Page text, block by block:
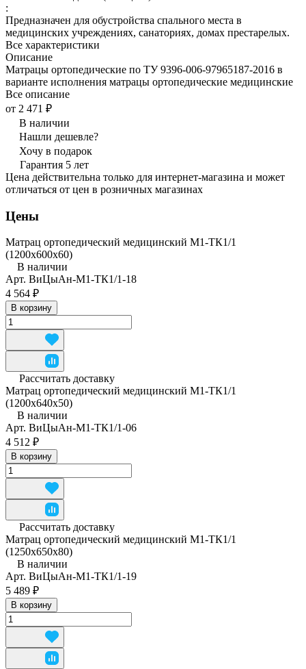
:
Предназначен для обустройства спального места в
медицинских учреждениях, санаториях, домах престарелых.
Все характеристики
Описание
Матрацы ортопедические по ТУ 9396-006-97965187-2016 в
варианте исполнения матрацы ортопедические медицинские
Все описание
от 2 471 ₽
В наличии
Нашли дешевле?
Хочу в подарок
Гарантия 5 лет
Цена действительна только для интернет-магазина и может
отличаться от цен в розничных магазинах
Цены
Матрац ортопедический медицинский М1-ТК1/1
(1200x600x60)
В наличии
Арт. ВиЦыАн-М1-ТК1/1-18
4 564 ₽
В корзину
Рассчитать доставку
Матрац ортопедический медицинский М1-ТК1/1
(1200x640x50)
В наличии
Арт. ВиЦыАн-М1-ТК1/1-06
4 512 ₽
В корзину
Рассчитать доставку
Матрац ортопедический медицинский М1-ТК1/1
(1250x650x80)
В наличии
Арт. ВиЦыАн-М1-ТК1/1-19
5 489 ₽
В корзину